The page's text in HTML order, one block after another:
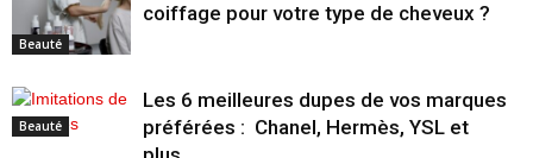
Beauté
coiffage pour votre type de cheveux ?
Beauté
Les 6 meilleures dupes de vos marques
préférées : Chanel, Hermès, YSL et